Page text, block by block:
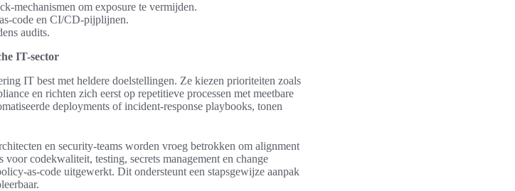
mechanismen om exposure te vermijden.
code en CI/CD-pijplijnen.
audits.
IT-sector
IT best met heldere doelstellingen. Ze kiezen prioriteiten zoals
en richten zich eerst op repetitieve processen met meetbare
deployments of incident-response playbooks, tonen
en security-teams worden vroeg betrokken om alignment
codekwaliteit, testing, secrets management en change
as-code uitgewerkt. Dit ondersteunt een stapsgewijze aanpak